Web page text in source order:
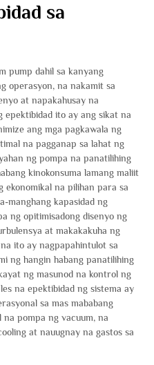
sa
pump dahil sa kanyang
operasyon, na nakamit sa
at napakahusay na
ito ay ang sikat na
ang mga pagkawala ng
na pagganap sa lahat ng
ng pompa na panatilihing
kinokonsuma lamang maliit
ekonomikal na pilihan para sa
manghang kapasidad ng
ng opitimisadong disenyo ng
at makakakuha ng
ito ay nagpapahintulot sa
ng hangin habang panatilihing
ng masunod na kontrol ng
na epektibidad ng sistema ay
sa mas mababang
pompa ng vacuum, na
at nauugnay na gastos sa